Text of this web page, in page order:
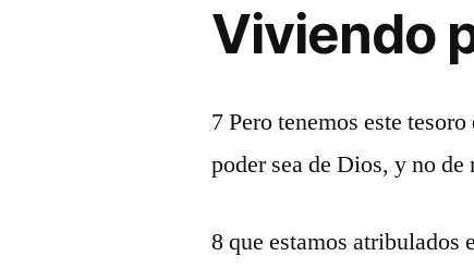
Viviendo
7 Pero tenemos este
poder sea de Dios, y no de
8 que estamos atribulados